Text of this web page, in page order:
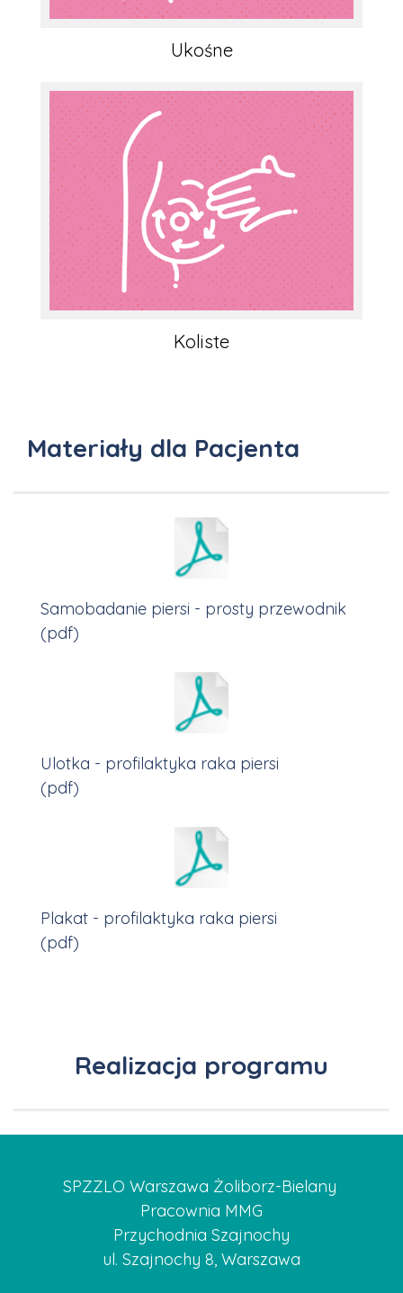
Ukośne
Koliste
Materiały dla Pacjenta
Samobadanie piersi - prosty przewodnik
(pdf)
Ulotka - profilaktyka raka piersi
(pdf)
Plakat - profilaktyka raka piersi
(pdf)
Realizacja programu
SPZZLO Warszawa Żoliborz-Bielany
Pracownia MMG
Przychodnia Szajnochy
ul. Szajnochy 8, Warszawa